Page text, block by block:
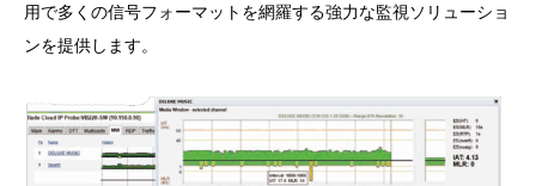
用で多くの信号フォーマットを網羅する強力な監視ソリューショ
ンを提供します。